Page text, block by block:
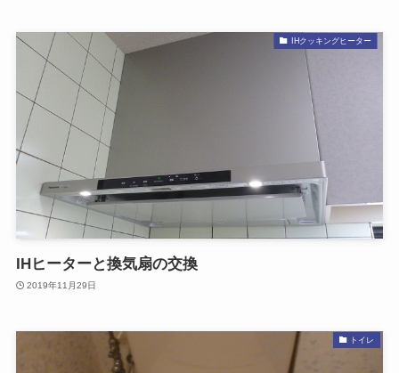
IHクッキングヒーター
IHヒーターと換気扇の交換
2019年11月29日
トイレ